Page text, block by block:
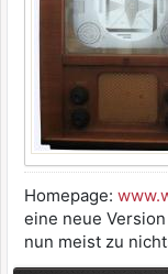
Homepage:
eine neue
nun meist zu